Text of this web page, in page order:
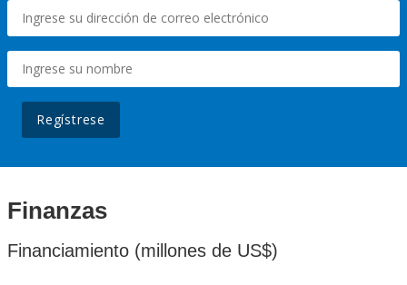
Regístrese
Finanzas
Financiamiento (millones de US$)